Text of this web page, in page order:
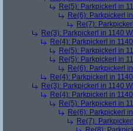
Re(5): Parkpickerl in
Re(6): Parkpickerl
Re(7):
Re(3): Parkpickerl in 1140
Re(4): Parkpickerl in
Re(5): Parkpickerl in
Re(5): Parkpickerl in
Re(6): Parkpickerl
Re(4): Parkpickerl in
Re(3): Parkpickerl in 1140
Re(4): Parkpickerl in
Re(5): Parkpickerl in
Re(6): Parkpickerl
Re(7):